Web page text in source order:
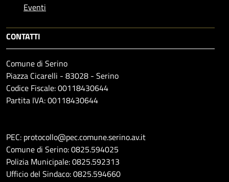
Eventi
CONTATTI
Comune di Serino
Piazza Cicarelli - 83028 - Serino
Codice Fiscale: 00118430644
Partita IVA: 00118430644
PEC: protocollo@pec.comune.serino.av.it
Comune di Serino: 0825.594025
Polizia Municipale: 0825.592313
Ufficio del Sindaco: 0825.594660